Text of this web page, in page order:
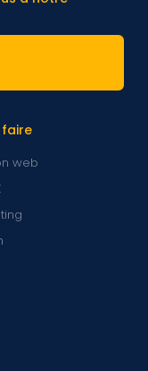
web